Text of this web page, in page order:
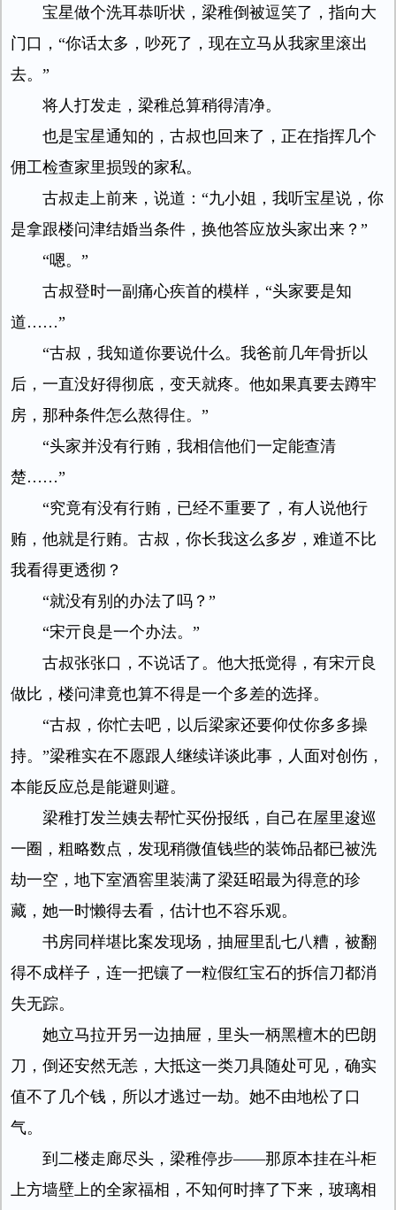
宝星做个洗耳恭听状，梁稚倒被逗笑了，指向大
门口，“你话太多，吵死了，现在立马从我家里滚出
去。”
将人打发走，梁稚总算稍得清净。
也是宝星通知的，古叔也回来了，正在指挥几个
佣工检查家里损毁的家私。
古叔走上前来，说道：“九小姐，我听宝星说，你
是拿跟楼问津结婚当条件，换他答应放头家出来？”
“嗯。”
古叔登时一副痛心疾首的模样，“头家要是知
道……”
“古叔，我知道你要说什么。我爸前几年骨折以
后，一直没好得彻底，变天就疼。他如果真要去蹲牢
房，那种条件怎么熬得住。”
“头家并没有行贿，我相信他们一定能查清
楚……”
“究竟有没有行贿，已经不重要了，有人说他行
贿，他就是行贿。古叔，你长我这么多岁，难道不比
我看得更透彻？
“就没有别的办法了吗？”
“宋亓良是一个办法。”
古叔张张口，不说话了。他大抵觉得，有宋亓良
做比，楼问津竟也算不得是一个多差的选择。
“古叔，你忙去吧，以后梁家还要仰仗你多多操
持。”梁稚实在不愿跟人继续详谈此事，人面对创伤，
本能反应总是能避则避。
梁稚打发兰姨去帮忙买份报纸，自己在屋里逡巡
一圈，粗略数点，发现稍微值钱些的装饰品都已被洗
劫一空，地下室酒窖里装满了梁廷昭最为得意的珍
藏，她一时懒得去看，估计也不容乐观。
书房同样堪比案发现场，抽屉里乱七八糟，被翻
得不成样子，连一把镶了一粒假红宝石的拆信刀都消
失无踪。
她立马拉开另一边抽屉，里头一柄黑檀木的巴朗
刀，倒还安然无恙，大抵这一类刀具随处可见，确实
值不了几个钱，所以才逃过一劫。她不由地松了口
气。
到二楼走廊尽头，梁稚停步——那原本挂在斗柜
上方墙壁上的全家福相，不知何时摔了下来，玻璃相